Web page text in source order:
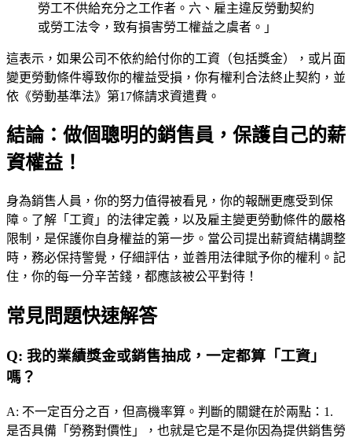
勞工不供給充分之工作者。六、雇主違反勞動契約
或勞工法令，致有損害勞工權益之虞者。」
這表示，如果公司不依約給付你的工資（包括獎金），或片面
變更勞動條件導致你的權益受損，你有權利合法終止契約，並
依《勞動基準法》第17條請求資遣費。
結論：做個聰明的銷售員，保護自己的薪
資權益！
身為銷售人員，你的努力值得被看見，你的報酬更應受到保
障。了解「工資」的法律定義，以及雇主變更勞動條件的嚴格
限制，是保護你自身權益的第一步。當公司提出薪資結構調整
時，務必保持警覺，仔細評估，並善用法律賦予你的權利。記
住，你的每一分辛苦錢，都應該被公平對待！
常見問題快速解答
Q: 我的業績獎金或銷售抽成，一定都算「工資」
嗎？
A: 不一定百分之百，但高機率算。判斷的關鍵在於兩點：1.
是否具備「勞務對價性」，也就是它是不是你因為提供銷售勞